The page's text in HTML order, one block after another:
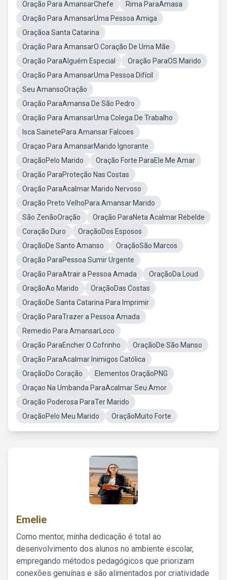
Oração Para AmansarChefe
Rima ParaAmasa
Oração Para AmansarUma Pessoa Amiga
Oraçãoa Santa Catarina
Oração Para AmansarO Coração De Uma Mãe
Oração ParaAlguém Especial
Oração ParaOS Marido
Oração Para AmansarUma Pessoa Difícil
Seu AmansoOração
Oração ParaAmansa De São Pedro
Oração Para AmansarUma Colega De Trabalho
Isca SainetePara Amansar Falcoes
Oraçao Para AmansarMarido Ignorante
OraçãoPelo Marido
Oração Forte ParaEle Me Amar
Oração ParaProteção Nas Costas
Oração ParaAcalmar Marido Nervoso
Oração Preto VelhoPara Amansar Marido
São ZenãoOração
Oração ParaNeta Acalmar Rebelde
Coração Duro
OraçãoDos Esposos
OraçãoDe Santo Amanso
OraçãoSão Marcos
Oração ParaPessoa Sumir Urgente
Oração ParaAtrair a Pessoa Amada
OraçãoDa Loud
OraçãoAo Marido
OraçãoDas Costas
OraçãoDe Santa Catarina Para Imprimir
Oração ParaTrazer a Pessoa Amada
Remedio Para AmansarLoco
Oração ParaEncher O Cofrinho
OraçãoDe São Manso
Oração ParaAcalmar Inimigos Católica
OraçãoDo Coração
Elementos OraçãoPNG
Oraçao Na Umbanda ParaAcalmar Seu Amor
Oração Poderosa ParaTer Marido
OraçãoPelo Meu Marido
OraçãoMuito Forte
Emelie
Como mentor, minha dedicação é total ao
desenvolvimento dos alunos no ambiente escolar,
empregando métodos pedagógicos que priorizam
conexões genuínas e são alimentados por criatividade